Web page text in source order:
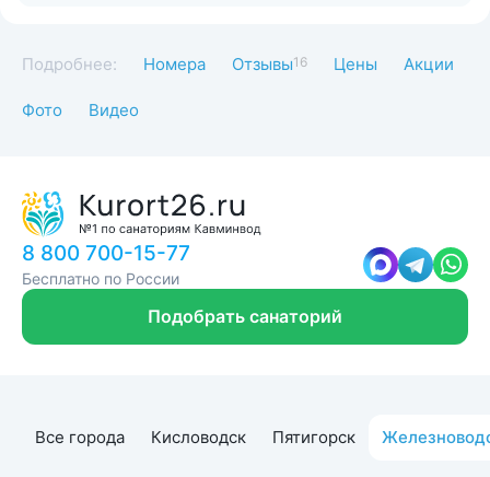
Подробнее: Номера Отзывы16 Цены Акции
Фото Видео
8 800 700-15-77
Бесплатно по России
Подобрать санаторий
Все города Кисловодск Пятигорск